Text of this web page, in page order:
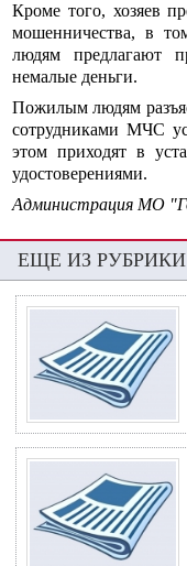
Кроме того, хозяев
мошенничества, в
людям предлагают
немалые деньги.
Пожилым людям
сотрудниками МЧС
этом приходят в
удостоверениями.
Администрация МО
ЕЩЕ ИЗ